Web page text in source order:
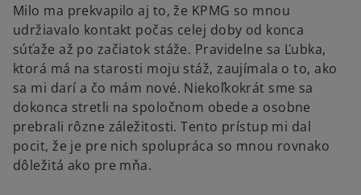
Milo ma prekvapilo aj to, že KPMG so mnou
udržiavalo kontakt počas celej doby od konca
súťaže až po začiatok stáže. Pravidelne sa Ľubka,
ktorá má na starosti moju stáž, zaujímala o to, ako
sa mi darí a čo mám nové. Niekoľkokrát sme sa
dokonca stretli na spoločnom obede a osobne
prebrali rôzne záležitosti. Tento prístup mi dal
pocit, že je pre nich spolupráca so mnou rovnako
dôležitá ako pre mňa.